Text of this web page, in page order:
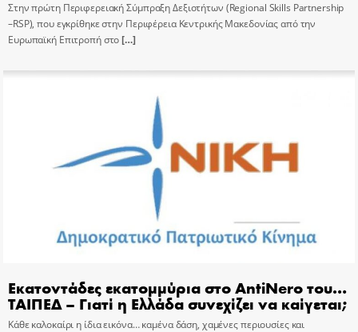
Στην πρώτη Περιφερειακή Σύμπραξη Δεξιοτήτων (Regional Skills Partnership
–RSP), που εγκρίθηκε στην Περιφέρεια Κεντρικής Μακεδονίας από την
Ευρωπαϊκή Επιτροπή στο[…]
Εκατοντάδες εκατομμύρια στο AntiNero του…
ΤΑΙΠΕΔ – Γιατί η Ελλάδα συνεχίζει να καίγεται;
Κάθε καλοκαίρι η ίδια εικόνα… καμένα δάση, χαμένες περιουσίες και